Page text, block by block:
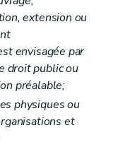
la décision
extension ou
envisagée par
droit public ou
préalable;
physiques ou
et